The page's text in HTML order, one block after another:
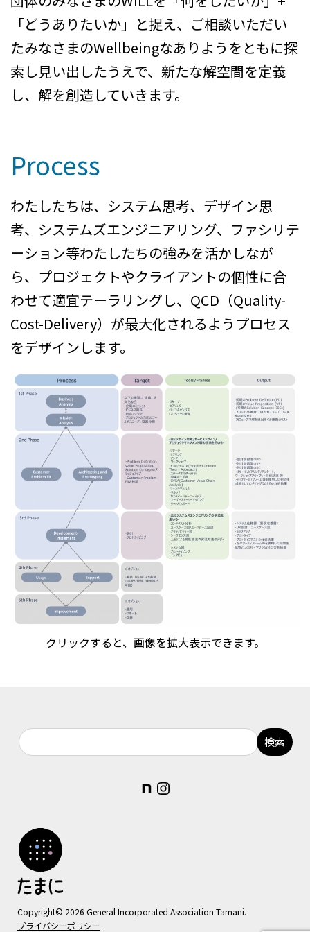
「どうありたいか」と捉え、ご相談いただい
たみなさまのWellbeingなありようをともに探
索し見い出したうえで、新たな解空間を定義
し、解を創造していきます。
Process
わたしたちは、システム思考、デザイン思
考、システムズエンジニアリング、ファシリテ
ーション等わたしたちの強みを活かしなが
ら、プロジェクトやクライアントの個性に合
わせて適宜テーラリングし、QCD（Quality-
Cost-Delivery）が最大化されるようプロセス
をデザインします。
クリックすると、画像を拡大表示できます。
noteInstagram
Copyright© 2026 General Incorporated Association Tamani.
プライバシーポリシー